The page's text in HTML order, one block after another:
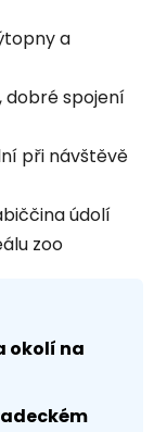
a
dobré spojení
při návštěvě
údolí
zoo
okolí na